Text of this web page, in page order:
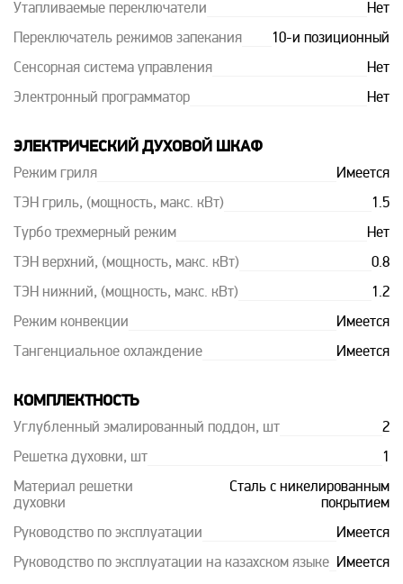
Утапливаемые переключатели Нет
Переключатель режимов запекания 10-и позиционный
Сенсорная система управления Нет
Электронный программатор Нет
ЭЛЕКТРИЧЕСКИЙ ДУХОВОЙ ШКАФ
Режим гриля Имеется
ТЭН гриль, (мощность, макс. кВт) 1.5
Турбо трехмерный режим Нет
ТЭН верхний, (мощность, макс. кВт) 0.8
ТЭН нижний, (мощность, макс. кВт) 1.2
Режим конвекции Имеется
Тангенциальное охлаждение Имеется
КОМПЛЕКТНОСТЬ
Углубленный эмалированный поддон, шт 2
Решетка духовки, шт 1
Материал решетки
духовки
Сталь с никелированным
покрытием
Руководство по эксплуатации Имеется
Руководство по эксплуатации на казахском языке Имеется